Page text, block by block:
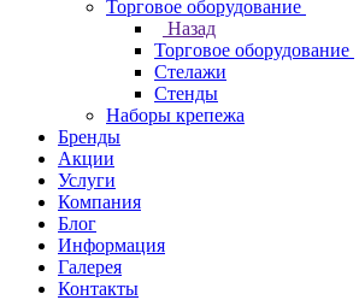
Торговое оборудование
Назад
Торговое оборудование
Стелажи
Стенды
Наборы крепежа
Бренды
Акции
Услуги
Компания
Блог
Информация
Галерея
Контакты